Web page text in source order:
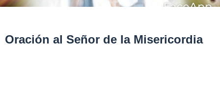
Oración al Señor de la Misericordia